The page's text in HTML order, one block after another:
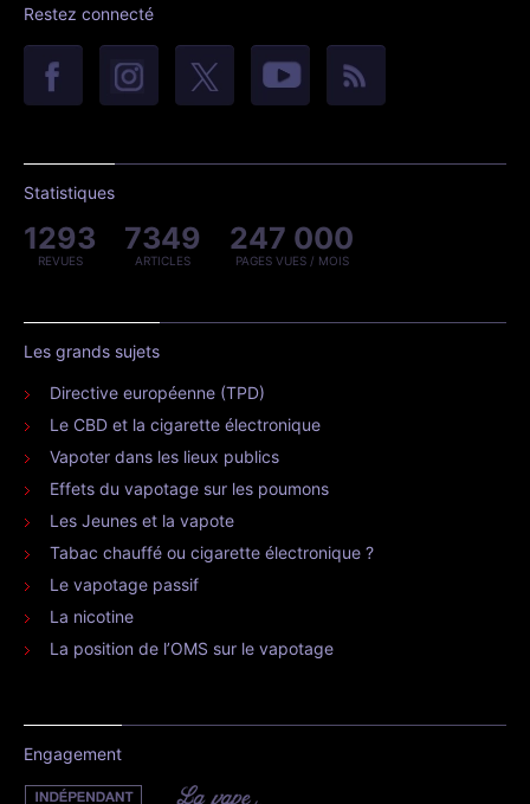
Restez connecté
Statistiques
1293
REVUES
7349
ARTICLES
247 000
PAGES VUES / MOIS
Les grands sujets
Directive européenne (TPD)
Le CBD et la cigarette électronique
Vapoter dans les lieux publics
Effets du vapotage sur les poumons
Les Jeunes et la vapote
Tabac chauffé ou cigarette électronique ?
Le vapotage passif
La nicotine
La position de l’OMS sur le vapotage
Engagement